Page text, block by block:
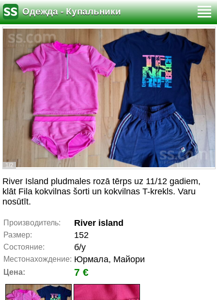
Одежда - Купальники
1/2
River Island pludmales rozā tērps uz 11/12 gadiem,
klāt Fila kokvilnas šorti un kokvilnas T-krekls. Varu
nosūtīt.
Производитель: River island
Размер: 152
Состояние: б/у
Местонахождение: Юрмала, Майори
Цена: 7 €